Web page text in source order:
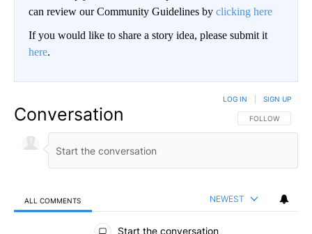
can review our Community Guidelines by clicking here
If you would like to share a story idea, please submit it
here.
Conversation FOLLOW THIS
FOLLOW
LOG IN SIGN UP
ALL COMMENTS NEWEST
All Comments
Start the conversation